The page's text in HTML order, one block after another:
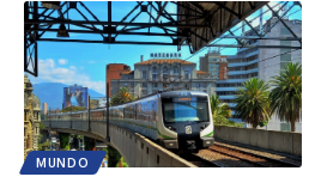
MUNDO